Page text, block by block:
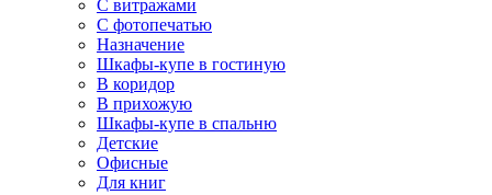
С витражами
С фотопечатью
Назначение
Шкафы-купе в гостиную
В коридор
В прихожую
Шкафы-купе в спальню
Детские
Офисные
Для книг